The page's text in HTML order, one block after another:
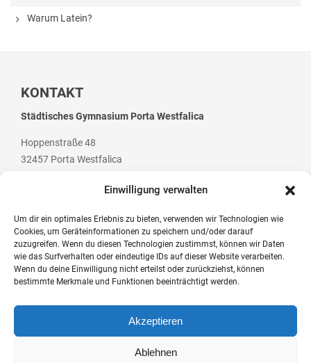
Einwilligung verwalten
Um dir ein optimales Erlebnis zu bieten, verwenden wir Technologien wie
Cookies, um Geräteinformationen zu speichern und/oder darauf
zuzugreifen. Wenn du diesen Technologien zustimmst, können wir Daten
wie das Surfverhalten oder eindeutige IDs auf dieser Website verarbeiten.
Wenn du deine Einwilligung nicht erteilst oder zurückziehst, können
bestimmte Merkmale und Funktionen beeinträchtigt werden.
Akzeptieren
Ablehnen
Wirtschaft
Förderverein
Ziele des Fördervereins
Sitzungen und Protokolle
Neue Fünftklässler*innen
Unsere Schule
Schule digital
Warum Latein?
KONTAKT
Städtisches Gymnasium Porta Westfalica
Hoppenstraße 48
32457 Porta Westfalica
Telefon: +49 (0) 5 71 / 79 84 70
Telefax: +49 (0) 5 71 / 7 07 94
E-Mail: post@gym-pw.de
© 2026 Städtisches Gymnasium Porta Westfalica
Datenschutzerklärung